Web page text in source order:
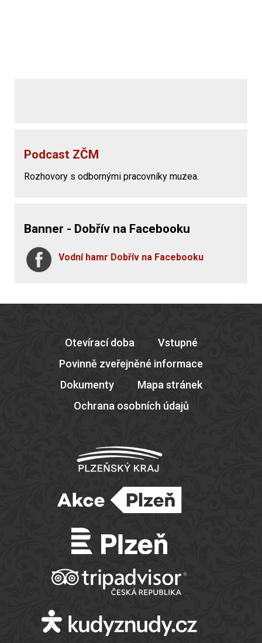
Podcast ZČM
Rozhovory s odbornými pracovníky muzea.
Banner - Dobřív na Facebooku
Vodní hamr Dobřív na Facebooku
Otevírací doba
Vstupné
Povinně zveřejněné informace
Dokumenty
Mapa stránek
Ochrana osobních údajů